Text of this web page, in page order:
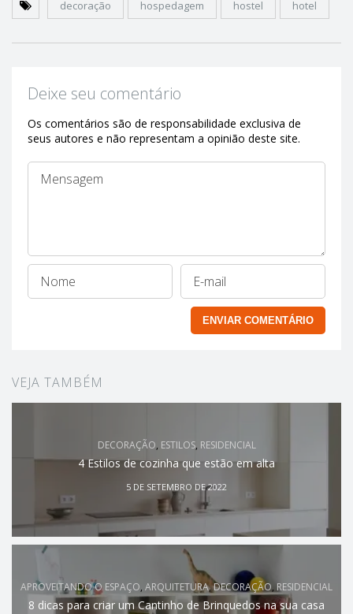
decoração hospedagem hostel hotel
Deixe seu comentário
Os comentários são de responsabilidade exclusiva de
seus autores e não representam a opinião deste site.
VEJA TAMBÉM
DECORAÇÃO, ESTILOS, RESIDENCIAL
4 Estilos de cozinha que estão em alta
5 DE SETEMBRO DE 2022
APROVEITANDO O ESPAÇO, ARQUITETURA,DECORAÇÃO, RESIDENCIAL
8 dicas para criar um Cantinho de Brinquedos na sua casa